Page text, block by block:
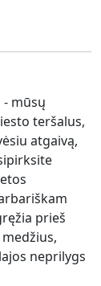
- mūsų
teršalus,
atgaivą,
prieš
neprilygs